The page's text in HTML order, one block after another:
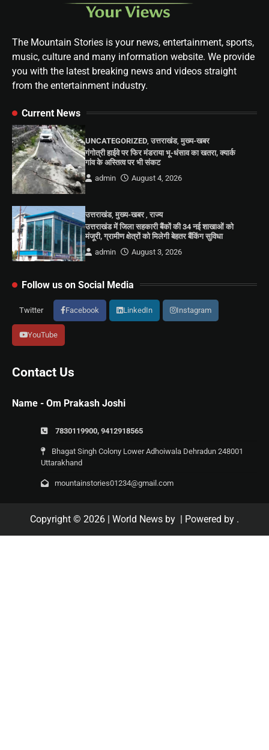
The Mountain Stories is your news, entertainment, sports,
music, culture and many information website. We provide
you with the latest breaking news and videos straight
from the entertainment industry.
Current News
UNCATEGORIZED ,उत्तराखंड,मुख्य-खबर
गंगोत्री हाईवे पर फिर मंडराया भू-धंसाव का खतरा, क्यार्क
गांव के अस्तित्व पर भी संकट
admin
August 4, 2026
उत्तराखंड,मुख्य-खबर ,राज्य
उत्तराखंड में जिला सहकारी बैंकों की 34 नई शाखाओं को
मंजूरी, ग्रामीण क्षेत्रों को मिलेगी बेहतर बैंकिंग सुविधा
admin
August 3, 2026
Follow us on Social Media
Twitter Facebook LinkedIn Instagram
YouTube
Contact Us
Name - Om Prakash Joshi
7830119900, 9412918565
Bhagat Singh Colony Lower Adhoiwala Dehradun 248001
Uttarakhand
mountainstories01234@gmail.com
Copyright © 2026 | World News by | Powered by .